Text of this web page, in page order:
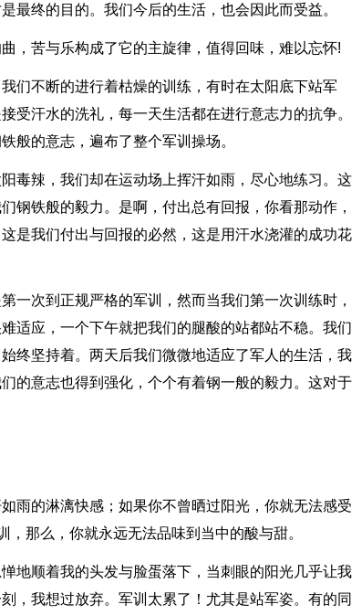
最终的目的。我们今后的生活，也会因此而受益。
，苦与乐构成了它的主旋律，值得回味，难以忘怀!
们不断的进行着枯燥的训练，有时在太阳底下站军
受汗水的洗礼，每一天生活都在进行意志力的抗争。
般的意志，遍布了整个军训操场。
毒辣，我们却在运动场上挥汗如雨，尽心地练习。这
钢铁般的毅力。是啊，付出总有回报，你看那动作，
是我们付出与回报的必然，这是用汗水浇灌的成功花
一次到正规严格的军训，然而当我们第一次训练时，
适应，一个下午就把我们的腿酸的站都站不稳。我们
终坚持着。两天后我们微微地适应了军人的生活，我
的意志也得到强化，个个有着钢一般的毅力。这对于
雨的淋漓快感；如果你不曾晒过阳光，你就无法感受
，那么，你就永远无法品味到当中的酸与甜。
地顺着我的头发与脸蛋落下，当刺眼的阳光几乎让我
，我想过放弃。军训太累了！尤其是站军姿。有的同